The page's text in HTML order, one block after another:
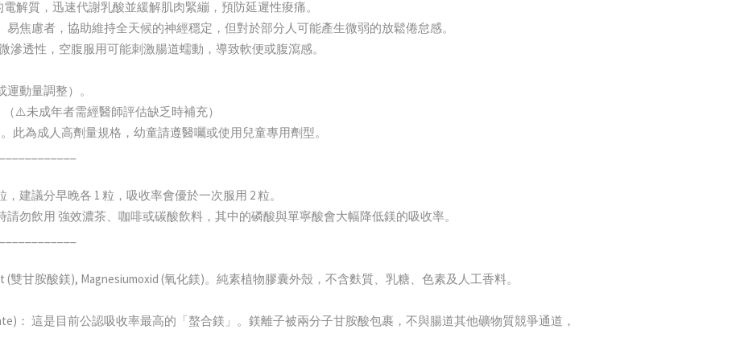
電解質，迅速代謝乳酸並緩解肌肉緊繃，預防延遲性痠痛。
易焦慮者，協助維持全天候的神經穩定，但對於部分人可能產生微弱的放鬆倦怠感。
滲透性，空腹服用可能刺激腸道蠕動，導致軟便或腹瀉感。
動量調整）。
（⚠️未成年者需經醫師評估缺乏時補充）
此為成人高劑量規格，幼童請遵醫囑或使用兒童專用劑型。
建議分早晚各 1 粒，吸收率會優於一次服用 2 粒。
請勿飲用 強效濃茶、咖啡或碳酸飲料，其中的磷酸與單寧酸會大幅降低鎂的吸收率。
(雙甘胺酸鎂), Magnesiumoxid (氧化鎂)。純素植物膠囊外殼，不含麩質、乳糖、色素及人工香料。
： 這是目前公認吸收率最高的「螯合鎂」。鎂離子被兩分子甘胺酸包裹，不與腸道其他礦物質競爭通道，